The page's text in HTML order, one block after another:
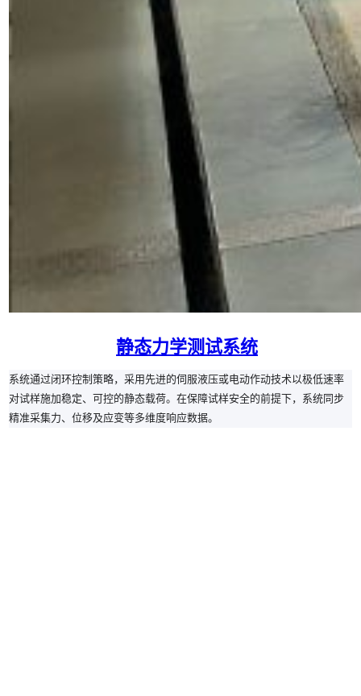
静态力学测试系统
系统通过闭环控制策略，采用先进的伺服液压或电动作动技术以极低速率
对试样施加稳定、可控的静态载荷。在保障试样安全的前提下，系统同步
精准采集力、位移及应变等多维度响应数据。